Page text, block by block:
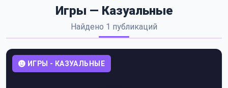
Игры — Казуальные
Найдено 1 публикаций
ИГРЫ - КАЗУАЛЬНЫЕ